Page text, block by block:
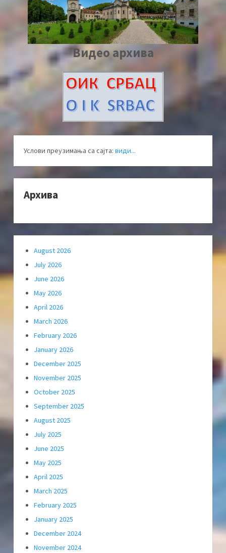
Видео архива
Услови преузимања са сајта: види...
Архива
August 2026
July 2026
June 2026
May 2026
April 2026
March 2026
February 2026
January 2026
December 2025
November 2025
October 2025
September 2025
August 2025
July 2025
June 2025
May 2025
April 2025
March 2025
February 2025
January 2025
December 2024
November 2024